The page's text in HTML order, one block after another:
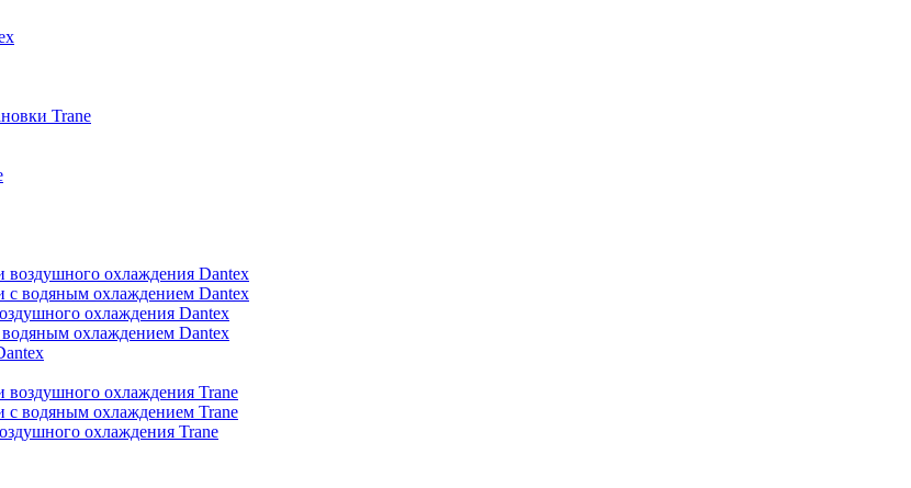
Trane
воздушного охлаждения Dantex
с водяным охлаждением Dantex
охлаждения Dantex
охлаждением Dantex
охлаждения Trane
с водяным охлаждением Trane
охлаждения Trane